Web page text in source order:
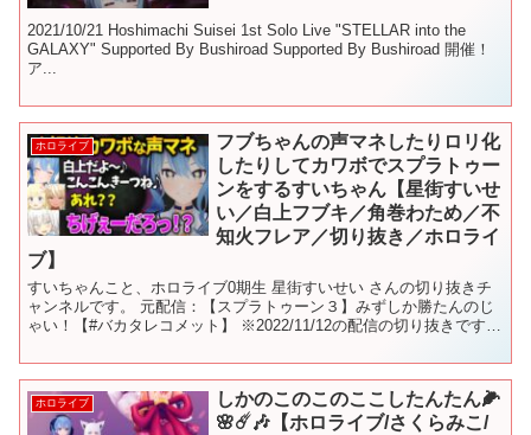
2021/10/21 Hoshimachi Suisei 1st Solo Live "STELLAR into the
GALAXY" Supported By Bushiroad Supported By Bushiroad 開催！
ア...
ホロライブ
フブちゃんの声マネしたりロリ化
したりしてカワボでスプラトゥー
ンをするすいちゃん【星街すいせ
い／白上フブキ／角巻わため／不
知火フレア／切り抜き／ホロライ
ブ】
すいちゃんこと、ホロライブ0期生 星街すいせい さんの切り抜きチ
ャンネルです。 元配信：【スプラトゥーン３】みずしか勝たんのじ
ゃい！【#バカタレコメット】 ※2022/11/12の配信の切り抜きです
ホロライブ
しかのこのこのここしたんたん🌽
🌸☄️🎶【ホロライブ/さくらみこ/